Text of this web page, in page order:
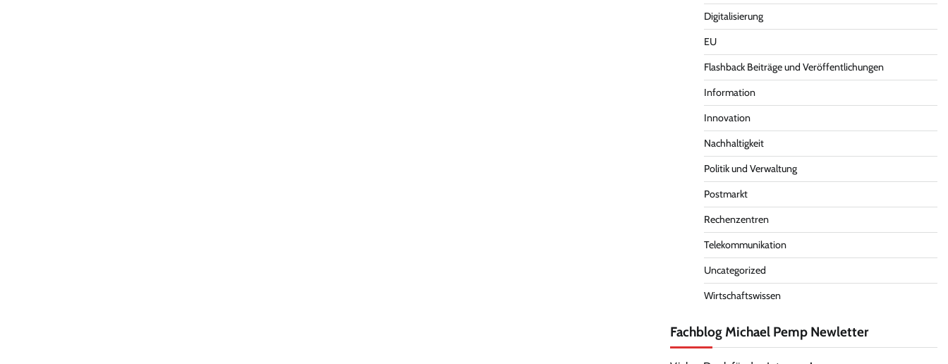
Digitalisierung
EU
Flashback Beiträge und Veröffentlichungen
Information
Innovation
Nachhaltigkeit
Politik und Verwaltung
Postmarkt
Rechenzentren
Telekommunikation
Uncategorized
Wirtschaftswissen
Fachblog Michael Pemp Newletter